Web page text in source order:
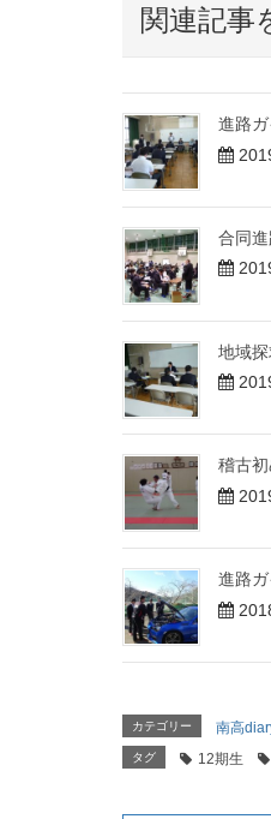
関連記事
進路
合同
地域
稽古初
進路
カテゴリー 南高
タグ 12期生